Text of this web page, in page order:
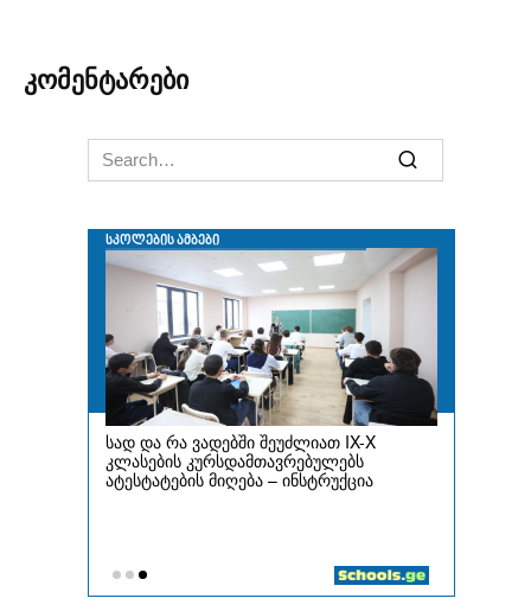
კომენტარები
Search
for: